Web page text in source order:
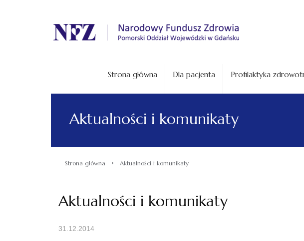
.
Strona główna Dla pacjenta Profilaktyka
Aktualności i komunikaty
Strona główna › Aktualności i komunikaty
Aktualności i komunikaty
31.12.2014